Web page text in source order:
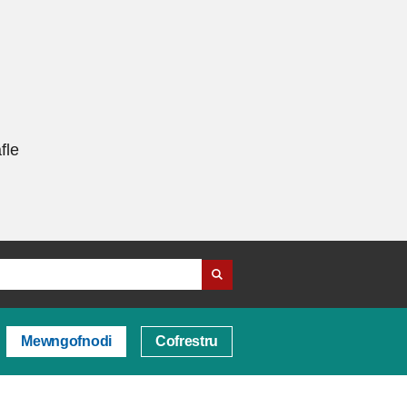
Mewngofnodi Cofrestru